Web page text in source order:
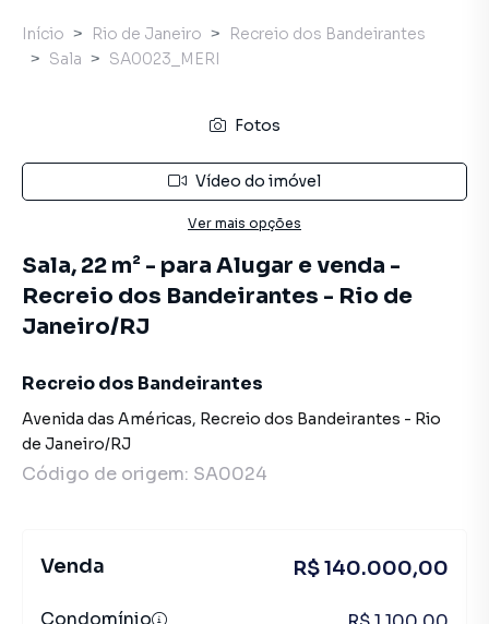
Início Rio de Janeiro
Recreio dos Bandeirantes
Sala
SA0023_MERI
Fotos
Vídeo do imóvel
Ver mais opções
Sala, 22 m² - para Alugar e venda -
Recreio dos Bandeirantes - Rio de
Janeiro/RJ
Recreio dos Bandeirantes
Avenida das Américas, Recreio dos Bandeirantes - Rio
de Janeiro/RJ
Código de origem: SA0024
Venda R$ 140.000,00
Condomínio